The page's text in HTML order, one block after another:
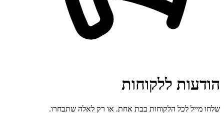
הודעות ללקוחות
שלחו מייל לכל הלקוחות בבת אחת. או רק לאלה שתבחרו.